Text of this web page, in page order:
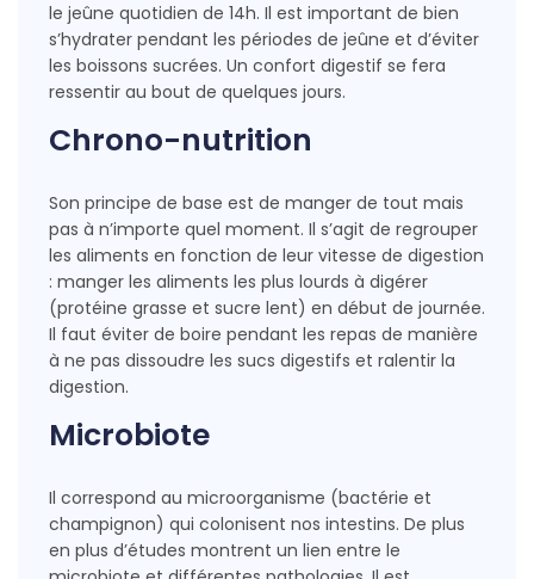
le jeûne quotidien de 14h. Il est important de bien
s’hydrater pendant les périodes de jeûne et d’éviter
les boissons sucrées. Un confort digestif se fera
ressentir au bout de quelques jours.
Chrono-nutrition
Son principe de base est de manger de tout mais
pas à n’importe quel moment. Il s’agit de regrouper
les aliments en fonction de leur vitesse de digestion
: manger les aliments les plus lourds à digérer
(protéine grasse et sucre lent) en début de journée.
Il faut éviter de boire pendant les repas de manière
à ne pas dissoudre les sucs digestifs et ralentir la
digestion.
Microbiote
Il correspond au microorganisme (bactérie et
champignon) qui colonisent nos intestins. De plus
en plus d’études montrent un lien entre le